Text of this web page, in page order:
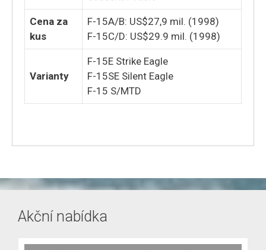
Cena za
kus
F-15A/B: US$27,9 mil. (1998)
F-15C/D: US$29.9 mil. (1998)
Varianty
F-15E Strike Eagle
F-15SE Silent Eagle
F-15 S/MTD
Akční nabídka